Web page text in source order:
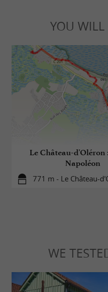
YOU WILL
Le Château-d'Oléron
Napoléon
771 m - Le Château-
WE